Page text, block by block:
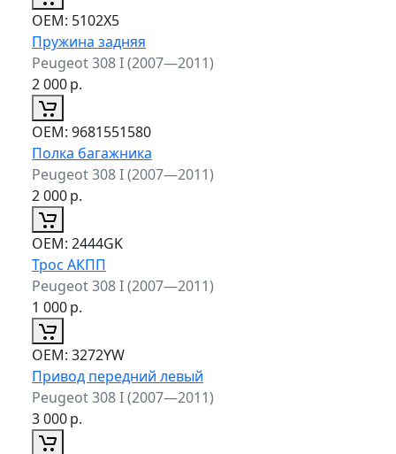
ОЕМ: 5102X5
Пружина задняя
Peugeot 308 I (2007—2011)
2 000р.
ОЕМ: 9681551580
Полка багажника
Peugeot 308 I (2007—2011)
2 000р.
ОЕМ: 2444GK
Трос АКПП
Peugeot 308 I (2007—2011)
1 000р.
ОЕМ: 3272YW
Привод передний левый
Peugeot 308 I (2007—2011)
3 000р.